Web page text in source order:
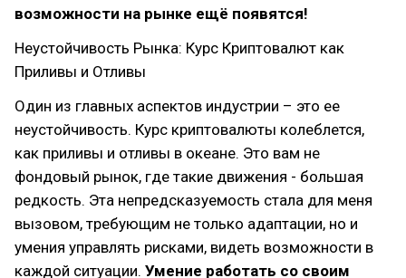
возможности на рынке ещё появятся!
Неустойчивость Рынка: Курс Криптовалют как
Приливы и Отливы
Один из главных аспектов индустрии – это ее
неустойчивость. Курс криптовалюты колеблется,
как приливы и отливы в океане. Это вам не
фондовый рынок, где такие движения - большая
редкость. Эта непредсказуемость стала для меня
вызовом, требующим не только адаптации, но и
умения управлять рисками, видеть возможности в
каждой ситуации. Умение работать со своим